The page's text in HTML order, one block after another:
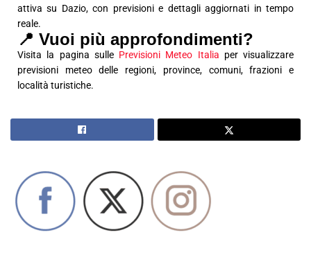
attiva su Dazio, con previsioni e dettagli aggiornati in tempo
reale.
📍 Vuoi più approfondimenti?
Visita la pagina sulle Previsioni Meteo Italia per visualizzare
previsioni meteo delle regioni, province, comuni, frazioni e
località turistiche.